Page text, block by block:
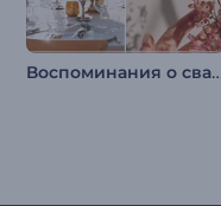
Воспоминания